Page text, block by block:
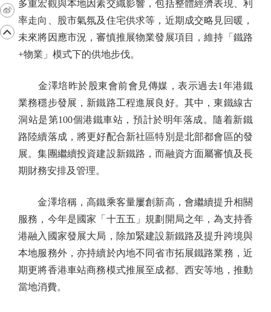
多重宏觀與本地因素交織影響，包括整體經濟表現、利
率走向、股市氣氛及住宅供求等，近期成交略見回暖，
未來將因應市況，審慎推展物業發展項目，維持「鐵路
+物業」模式下的供地步伐。
金澤培昨於股東會前會見傳媒，表示過去1年港鐵
業務穩步發展，新鐵路工程進展良好。其中，東鐵線古
洞站是第100個港鐵車站，預計於明年落成。隨着新鐵
路陸續落成，將更好配合新社區特別是北部都會區的發
展。集團繼續投資建設新鐵路，而融資方面屬審慎及長
期財務安排及管理。
金澤培稱，高鐵乘客量屢創新高，會繼續提升相關
服務，今年是國家「十五五」規劃開局之年，為支持香
港融入國家發展大局，除加緊建設新鐵路及提升跨境與
本地服務外，亦持續於內地不同省市拓展鐵路業務，近
期更將香港車站商務模式推展至成都、西安等地，推動
當地消費。